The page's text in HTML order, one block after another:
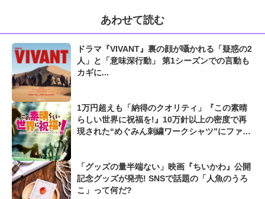
あわせて読む
ドラマ『VIVANT』裏の顔が囁かれる「疑惑の2
人」と「意味深行動」 第1シーズンでの言動も
カギに...
1万円超えも「納得のクオリティ」『この素晴
らしい世界に祝福を!』10万針以上の密度で再
現された“めぐみん刺繍ワークシャツ”にファン
「グッズの量半端ない」映画『ちいかわ』公開
記念グッズが発売! SNSで話題の「人魚のうろ
こ」って何だ?